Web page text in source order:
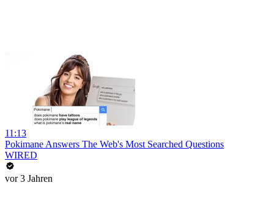
11:13
Pokimane Answers The Web's Most Searched Questions
WIRED
vor 3 Jahren